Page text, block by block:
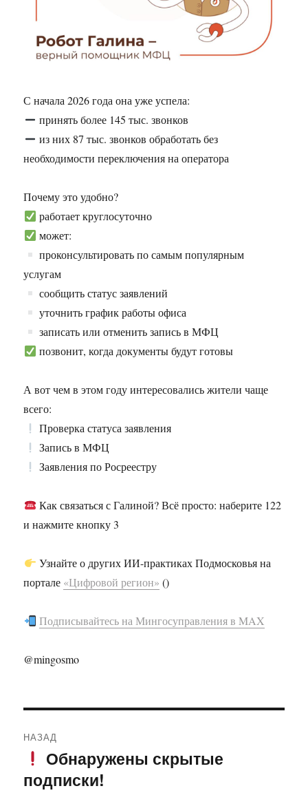
С начала 2026 года она уже успела:
принять более 145 тыс. звонков
из них 87 тыс. звонков обработать без
необходимости переключения на оператора
Почему это удобно?
работает круглосуточно
может:
проконсультировать по самым популярным
услугам
сообщить статус заявлений
уточнить график работы офиса
записать или отменить запись в МФЦ
позвонит, когда документы будут готовы
А вот чем в этом году интересовались жители чаще
всего:
Проверка статуса заявления
Запись в МФЦ
Заявления по Росреестру
Как связаться с Галиной? Всё просто: наберите 122
и нажмите кнопку 3
Узнайте о других ИИ-практиках Подмосковья на
портале «Цифровой регион» ()
Подписывайтесь на Мингосуправления в MAX
@mingosmo
по
записям
НАЗАД
Предыдущая
запись:
Обнаружены скрытые
подписки!